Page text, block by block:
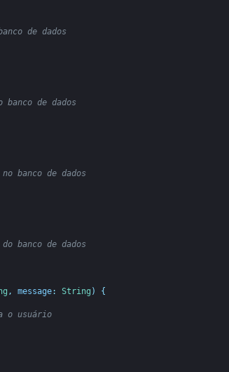
de dados
de dados
banco de dados
banco de dados
, message: String ) {
o usuário